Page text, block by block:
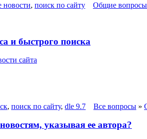
новости, поиск по сайту Общие вопросы
и быстрого поиска
сайта
, поиск по сайту, dle 9.7 Все вопросы »
указывая ее автора?